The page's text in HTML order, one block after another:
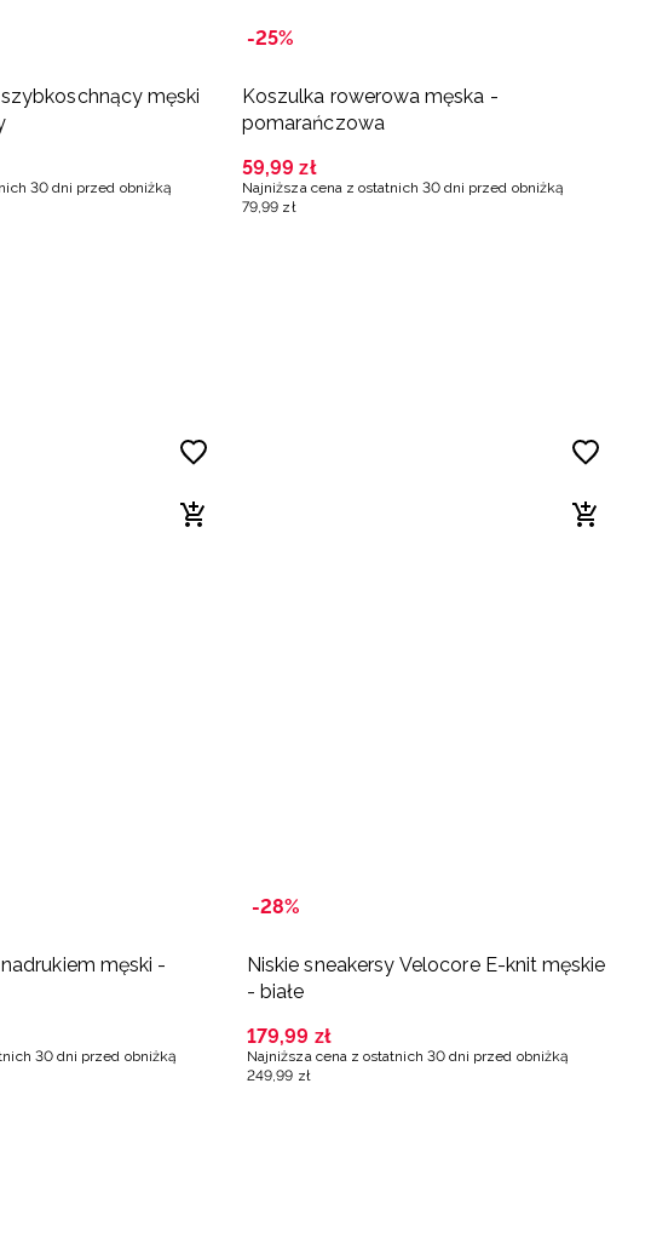
męski
30 dni przed obniżką
-25%
Koszulka rowerowa męska -
pomarańczowa
59,99 zł
Najniższa cena z ostatnich 30 dni przed obniżką
79,99 zł
męski -
30 dni przed obniżką
-28%
Niskie sneakersy Velocore E-knit męskie
- białe
179,99 zł
Najniższa cena z ostatnich 30 dni przed obniżką
249 ,99 zł